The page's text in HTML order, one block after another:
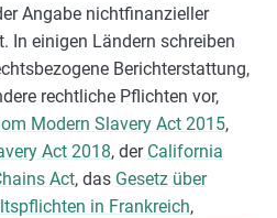
Angabe nichtfinanzieller
In einigen Ländern schreiben
Berichterstattung,
rechtliche Pflichten vor,
Modern Slavery Act 2015,
Act 2018, der California
Act, das Gesetz über
in Frankreich,